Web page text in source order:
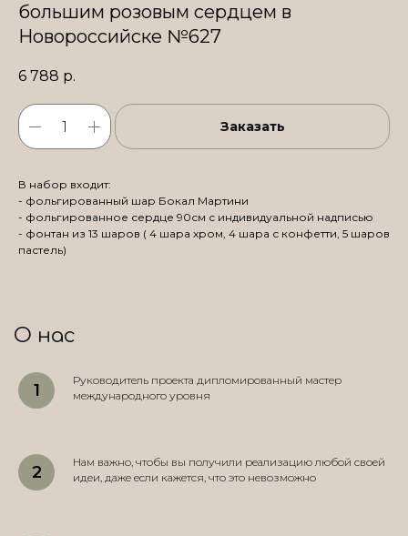
большим розовым сердцем в
Новороссийске №627
6 788 р.
Заказать
В набор входит:
- фольгированный шар Бокал Мартини
- фольгированное сердце 90см с индивидуальной надписью
- фонтан из 13 шаров ( 4 шара хром, 4 шара с конфетти, 5 шаров
пастель)
О нас
Руководитель проекта дипломированный мастер
международного уровня
Нам важно, чтобы вы получили реализацию любой своей
идеи, даже если кажется, что это невозможно